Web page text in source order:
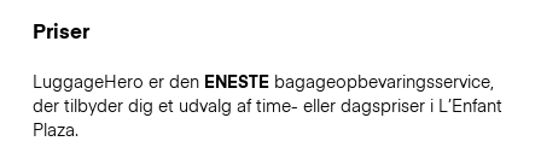
Priser
LuggageHero er den ENESTEbagageopbevaringsservice,
der tilbyder dig et udvalg af time- eller dagspriser i L’Enfant
Plaza.